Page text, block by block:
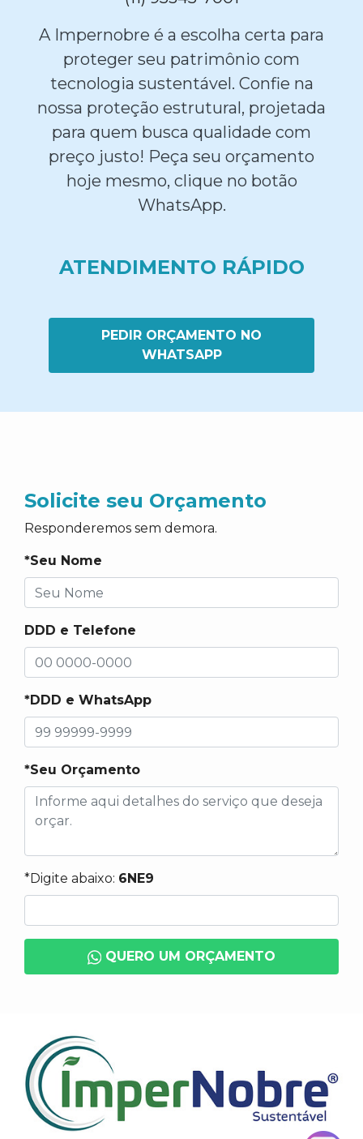
A Impernobre é a escolha certa para
proteger seu patrimônio com
tecnologia sustentável. Confie na
nossa proteção estrutural, projetada
para quem busca qualidade com
preço justo! Peça seu orçamento
hoje mesmo, clique no botão
WhatsApp.
ATENDIMENTO RÁPIDO
PEDIR ORÇAMENTO NO
WHATSAPP
Solicite seu Orçamento
Responderemos sem demora.
*Seu Nome
DDD e Telefone
*DDD e WhatsApp
*Seu Orçamento
*Digite abaixo: 6NE9
QUERO UM ORÇAMENTO